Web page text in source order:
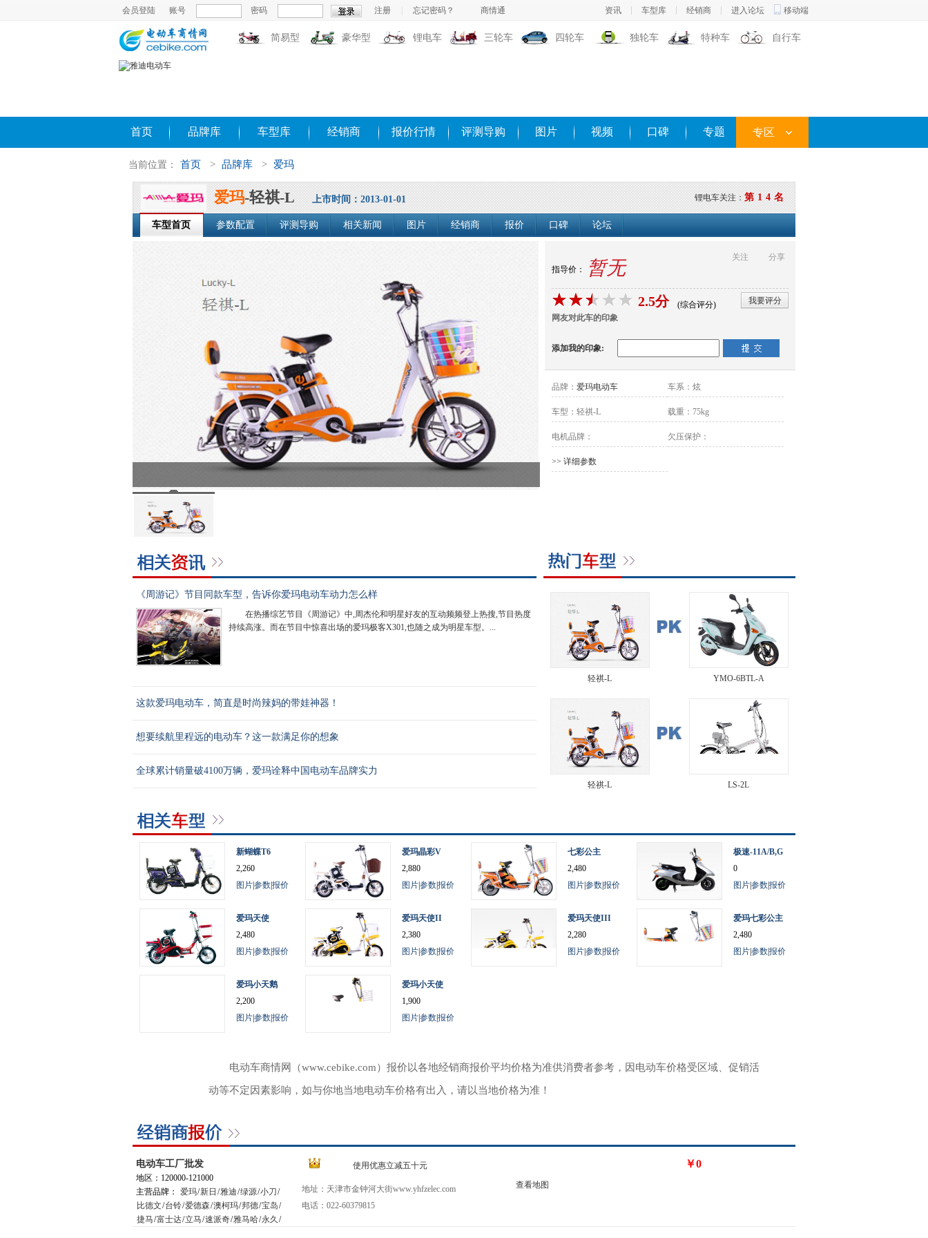
资讯 车型库 经销商 进入论坛 移动端
会员登陆 账号 密码 注册 忘记密码？ 商情通
简易型 豪华型 锂电车 三轮车 四轮车 独轮车 特种车 自行车
首页 品牌库 车型库 经销商 报价行情 评测导购 图片 视频 口碑 专题 专区
当前位置： 首页 > 品牌库 > 爱玛
锂电车关注：第14名
爱玛-轻祺-L 上市时间：2013-01-01
车型首页 参数配置 评测导购 相关新闻 图片 经销商 报价 口碑 论坛
指导价： 暂无 关注 分享
2.5分 (综合评分)
我要评分
网友对此车的印象
添加我的印象:
品牌： 爱玛电动车 车系： 炫
车型： 轻祺-L 载重： 75kg
电机品牌： 欠压保护：
>> 详细参数
《周游记》节目同款车型，告诉你爱玛电动车动力怎么样
在热播综艺节目《周游记》中,周杰伦和明星好友的互动频频登上热搜,节目热度
持续高涨。而在节目中惊喜出场的爱玛极客X301,也随之成为明星车型。...
这款爱玛电动车，简直是时尚辣妈的带娃神器！
想要续航里程远的电动车？这一款满足你的想象
全球累计销量破4100万辆，爱玛诠释中国电动车品牌实力
轻祺-L YMO-6BTL-A
轻祺-L LS-2L
新蝴蝶T6
2,260
图片参数报价
爱玛晶彩V
2,880
图片参数报价
七彩公主
2,480
图片参数报价
极速-11A/B,G
1/G2
0
图片参数报价
爱玛天使
2,480
图片参数报价
爱玛天使II
2,380
图片参数报价
爱玛天使III
2,280
图片参数报价
爱玛七彩公主
2,480
图片参数报价
爱玛小天鹅
2,200
图片参数报价
爱玛小天使
1,900
图片参数报价
电动车商情网（www.cebike.com）报价以各地经销商报价平均价格为准供消费者参考，因电动车价格受区域、促销活
动等不定因素影响，如与你地当地电动车价格有出入，请以当地价格为准！
电动车工厂批发
地区：120000-121000
主营品牌： 爱玛/新日 /雅迪/绿源/小刀/
比德文/台铃/爱德森/澳柯玛/邦德/宝岛/
捷马/富士达/立马/速派奇/雅马哈/永久 /
使用优惠立减五十元
地址：天津市金钟河大街www.yhfzelec.com
电话：022-60379815
查看地图
￥0